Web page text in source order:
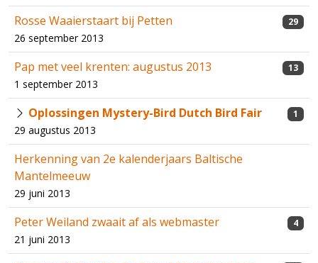
Rosse Waaierstaart bij Petten
26 september 2013
29
Pap met veel krenten: augustus 2013
1 september 2013
13
Oplossingen Mystery-Bird Dutch Bird Fair
29 augustus 2013
1
Herkenning van 2e kalenderjaars Baltische
Mantelmeeuw
29 juni 2013
Peter Weiland zwaait af als webmaster
21 juni 2013
4